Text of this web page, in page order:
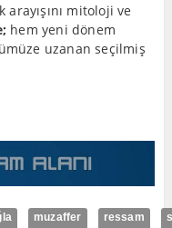
arayışını mitoloji ve
hem yeni dönem
uzanan seçilmiş
muzaffer
ressam